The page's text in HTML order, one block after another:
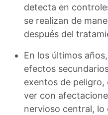
detecta en
se realizan de
después del
En los últimos
efectos
exentos de peligro,
ver con
nervioso central,